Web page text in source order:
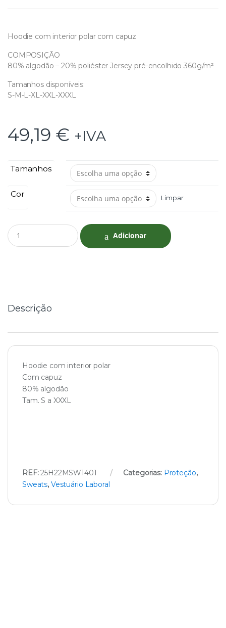
Hoodie com interior polar com capuz
COMPOSIÇÃO
80% algodão – 20% poliéster Jersey pré-encolhido 360g/m²
Tamanhos disponíveis:
S-M-L-XL-XXL-XXXL
49,19 € +IVA
Tamanhos
Cor Limpar
Q
u
Adicionar
Descrição
Hoodie com interior polar
Com capuz
80% algodão
Tam. S a XXXL
REF:25H22MSW1401 Categorias: Proteção,
Sweats, Vestuário Laboral